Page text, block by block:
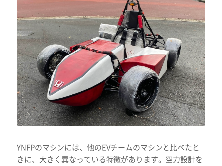
YNFPのマシンには、他のEVチームのマシンと比べたと
きに、大きく異なっている特徴があります。空力設計を